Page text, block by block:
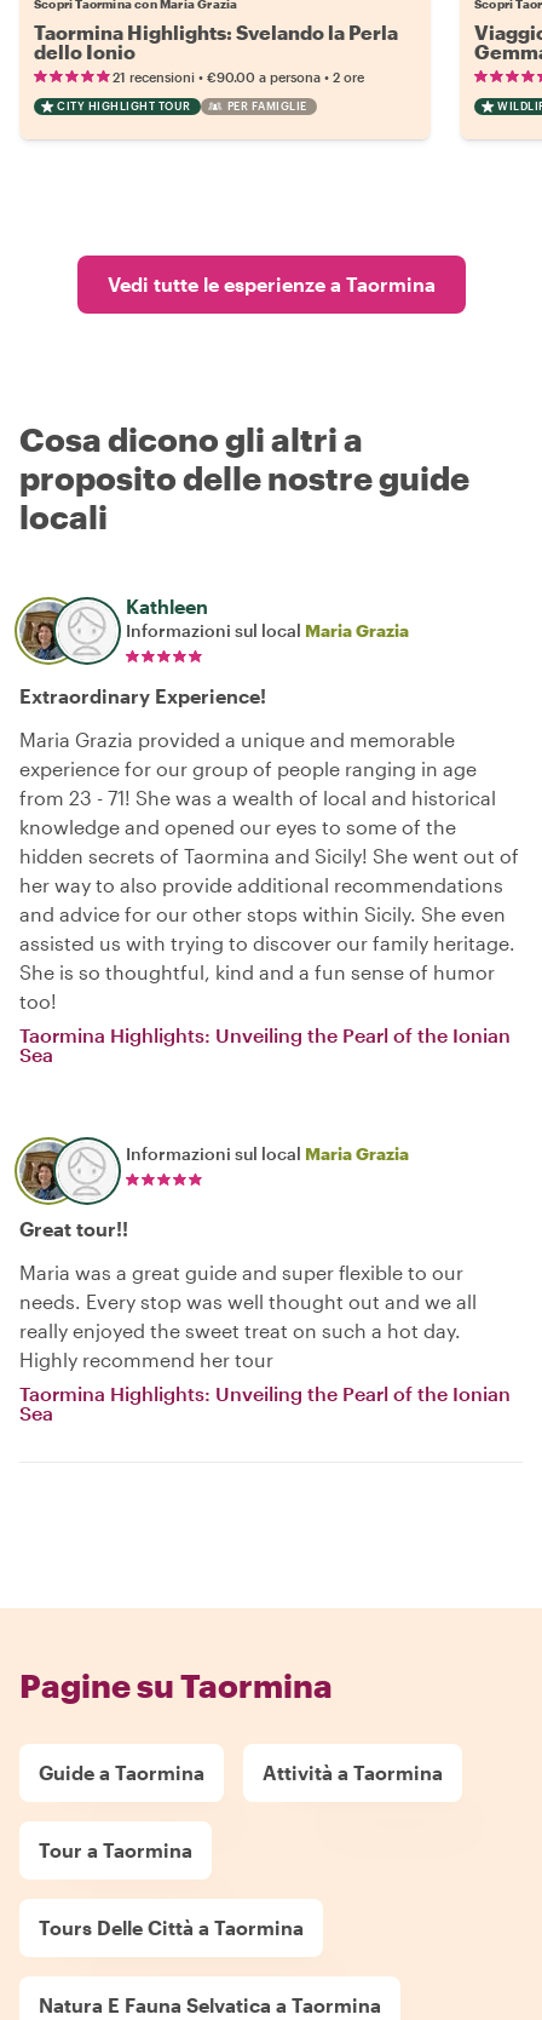
Scopri Taormina con Maria Grazia
Taormina Highlights: Svelando la Perla
dello Ionio
21 recensioni • €90.00 a persona • 2 ore
CITY HIGHLIGHT TOUR PER FAMIGLIE
Scopri
Vedi tutte le esperienze a Taormina
Cosa dicono gli altri a
proposito delle nostre guide
locali
Kathleen
Informazioni sul local Maria Grazia
Extraordinary Experience!
Maria Grazia provided a unique and memorable
experience for our group of people ranging in age
from 23 - 71! She was a wealth of local and historical
knowledge and opened our eyes to some of the
hidden secrets of Taormina and Sicily! She went out of
her way to also provide additional recommendations
and advice for our other stops within Sicily. She even
assisted us with trying to discover our family heritage.
She is so thoughtful, kind and a fun sense of humor
too!
Taormina Highlights: Unveiling the Pearl of the Ionian
Sea
Informazioni sul local Maria Grazia
Great tour!!
Maria was a great guide and super flexible to our
needs. Every stop was well thought out and we all
really enjoyed the sweet treat on such a hot day.
Highly recommend her tour
Taormina Highlights: Unveiling the Pearl of the Ionian
Sea
Pagine su Taormina
Guide a Taormina Attività a Taormina
Tour a Taormina
Tours Delle Città a Taormina
Natura E Fauna Selvatica a Taormina